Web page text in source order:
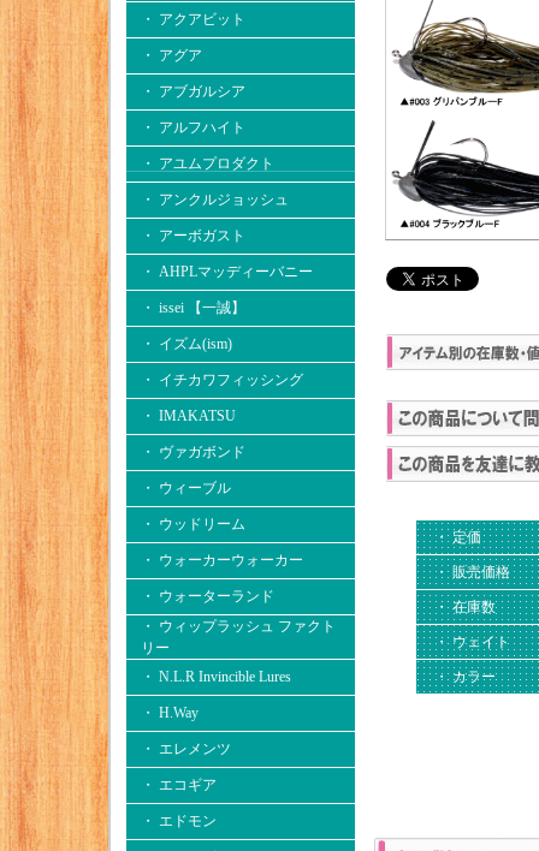
・ アクアビット
・ アグア
・ アブガルシア
・ アルフハイト
・ アユムプロダクト
・ アンクルジョッシュ
・ アーボガスト
・ AHPLマッディーバニー
・ issei 【一誠】
・ イズム(ism)
・ イチカワフィッシング
・ IMAKATSU
・ ヴァガボンド
・ ウィーブル
・ ウッドリーム
・ ウォーカーウォーカー
・ ウォーターランド
・ ウィップラッシュ ファクト
リー
・ N.L.R Invincible Lures
・ H.Way
・ エレメンツ
・ エコギア
・ エドモン
・ 定価
・ 販売価格
・ 在庫数
・ ウェイト
・ カラー